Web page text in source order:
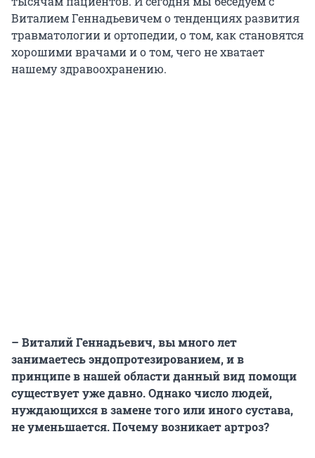
Виталием Геннадьевичем о тенденциях развития
травматологии и ортопедии, о том, как становятся
хорошими врачами и о том, чего не хватает
нашему здравоохранению.
– Виталий Геннадьевич, вы много лет
занимаетесь эндопротезированием, и в
принципе в нашей области данный вид помощи
существует уже давно. Однако число людей,
нуждающихся в замене того или иного сустава,
не уменьшается. Почему возникает артроз?